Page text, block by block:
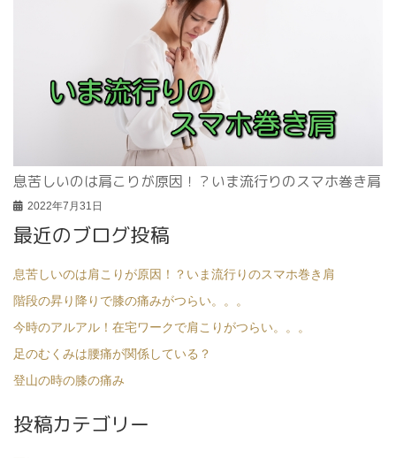
息苦しいのは肩こりが原因！？いま流行りのスマホ巻き肩
2022年7月31日
最近のブログ投稿
息苦しいのは肩こりが原因！？いま流行りのスマホ巻き肩
階段の昇り降りで膝の痛みがつらい。。。
今時のアルアル！在宅ワークで肩こりがつらい。。。
足のむくみは腰痛が関係している？
登山の時の膝の痛み
投稿カテゴリー